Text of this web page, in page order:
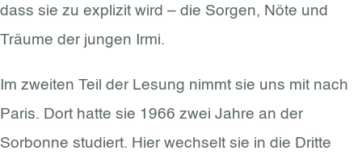
dass sie zu explizit wird – die Sorgen, Nöte und
Träume der jungen Irmi.
Im zweiten Teil der Lesung nimmt sie uns mit nach
Paris. Dort hatte sie 1966 zwei Jahre an der
Sorbonne studiert. Hier wechselt sie in die Dritte